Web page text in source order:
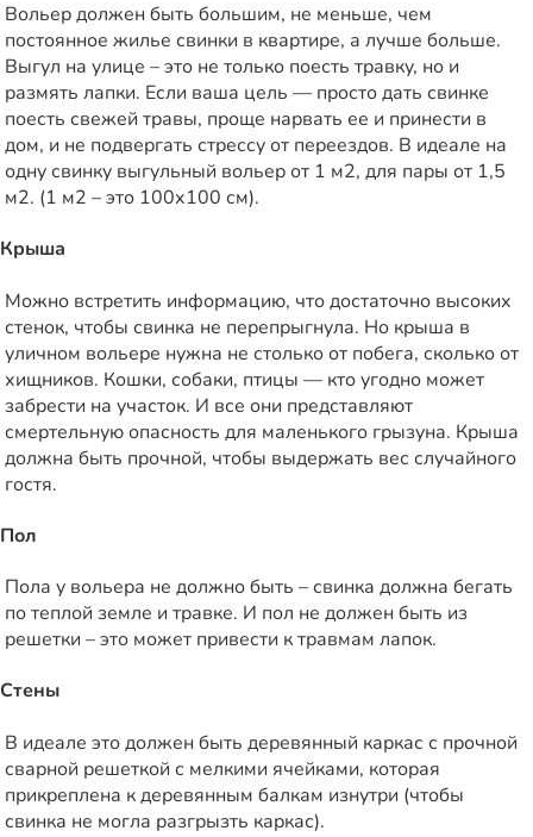
Вольер должен быть большим, не меньше, чем
постоянное жилье свинки в квартире, а лучше больше.
Выгул на улице – это не только поесть травку, но и
размять лапки. Если ваша цель — просто дать свинке
поесть свежей травы, проще нарвать ее и принести в
дом, и не подвергать стрессу от переездов. В идеале на
одну свинку выгульный вольер от 1 м2, для пары от 1,5
м2. (1 м2 – это 100х100 см).
Крыша
Можно встретить информацию, что достаточно высоких
стенок, чтобы свинка не перепрыгнула. Но крыша в
уличном вольере нужна не столько от побега, сколько от
хищников. Кошки, собаки, птицы — кто угодно может
забрести на участок. И все они представляют
смертельную опасность для маленького грызуна. Крыша
должна быть прочной, чтобы выдержать вес случайного
гостя.
Пол
Пола у вольера не должно быть – свинка должна бегать
по теплой земле и травке. И пол не должен быть из
решетки – это может привести к травмам лапок.
Стены
В идеале это должен быть деревянный каркас с прочной
сварной решеткой с мелкими ячейками, которая
прикреплена к деревянным балкам изнутри (чтобы
свинка не могла разгрызть каркас).